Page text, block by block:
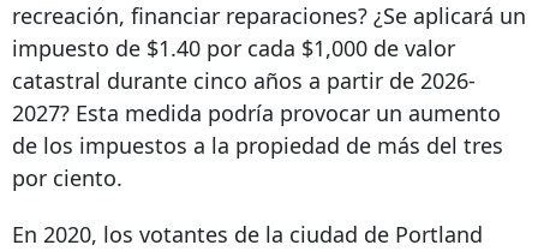
recreación, financiar reparaciones? ¿Se aplicará un
impuesto de $1.40 por cada $1,000 de valor
catastral durante cinco años a partir de 2026-
2027? Esta medida podría provocar un aumento
de los impuestos a la propiedad de más del tres
por ciento.
En 2020, los votantes de la ciudad de Portland